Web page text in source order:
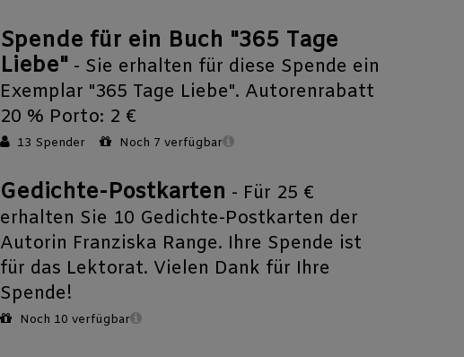
Spende für ein Buch "365 Tage
Liebe" - Sie erhalten für diese Spende ein
Exemplar "365 Tage Liebe". Autorenrabatt
20 % Porto: 2 €
13 Spender Noch 7 verfügbar
Gedichte-Postkarten - Für 25 €
erhalten Sie 10 Gedichte-Postkarten der
Autorin Franziska Range. Ihre Spende ist
für das Lektorat. Vielen Dank für Ihre
Spende!
Noch 10 verfügbar